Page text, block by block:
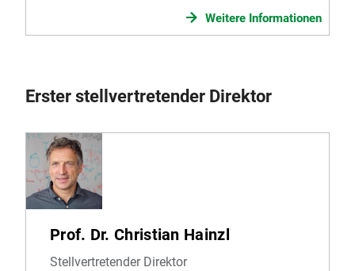
Weitere Informationen
Erster stellvertretender Direktor
Prof. Dr. Christian Hainzl
Stellvertretender Direktor